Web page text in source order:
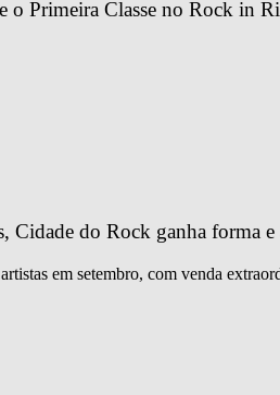
Primeira Classe no Rock in
do Rock ganha forma e
em setembro, com venda